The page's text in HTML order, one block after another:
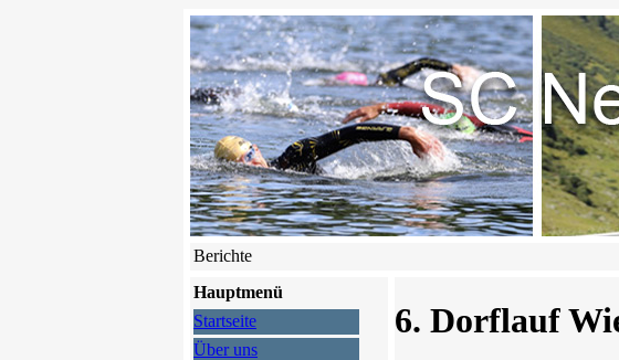
Berichte
Hauptmenü
Startseite
Über uns
6. Dorflauf